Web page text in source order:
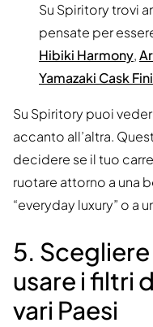
Su Spiritory trovi
pensate per
Hibiki Harmony,
Yamazaki Cask
Su Spiritory puoi
accanto all’altra.
decidere se il tuo
ruotare attorno a una
“everyday luxury” o a
5.
usare i filtri
vari Paesi